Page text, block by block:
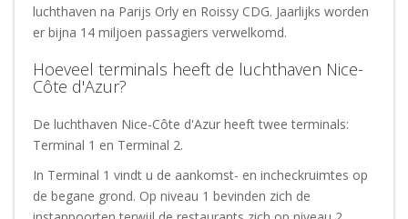
luchthaven na Parijs Orly en Roissy CDG. Jaarlijks worden
er bijna 14 miljoen passagiers verwelkomd.
Hoeveel terminals heeft de luchthaven Nice-
Côte d'Azur?
De luchthaven Nice-Côte d'Azur heeft twee terminals:
Terminal 1 en Terminal 2.
In Terminal 1 vindt u de aankomst- en incheckruimtes op
de begane grond. Op niveau 1 bevinden zich de